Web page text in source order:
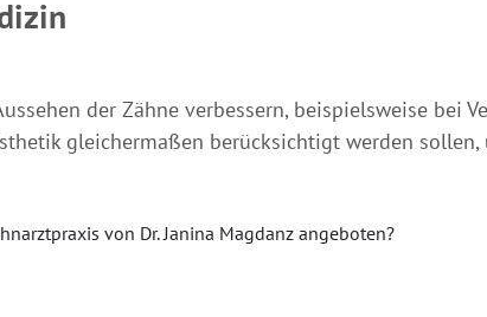
der Zähne verbessern, beispielsweise bei
gleichermaßen berücksichtigt werden
von Dr. Janina Magdanz angeboten?